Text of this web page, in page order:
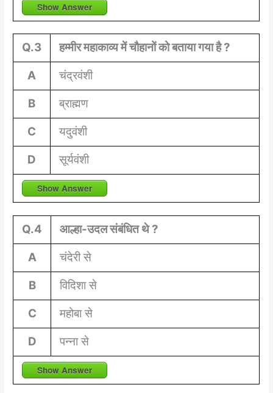
Show Answer
Q.3
हम्मीर महाकाव्य में चौहानों को बताया गया है ?
A
चंद्रवंशी
B
ब्राह्मण
C
यदुवंशी
D
सूर्यवंशी
Show Answer
Q.4
आल्हा-उदल संबंधित थे ?
A
चंदेरी से
B
विदिशा से
C
महोबा से
D
पन्ना से
Show Answer